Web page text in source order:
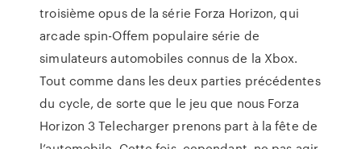
troisième opus de la série Forza Horizon, qui
arcade spin-Offem populaire série de
simulateurs automobiles connus de la Xbox.
Tout comme dans les deux parties précédentes
du cycle, de sorte que le jeu que nous Forza
Horizon 3 Telecharger prenons part à la fête de